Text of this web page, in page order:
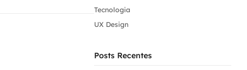
Tecnologia
UX Design
Posts Recentes